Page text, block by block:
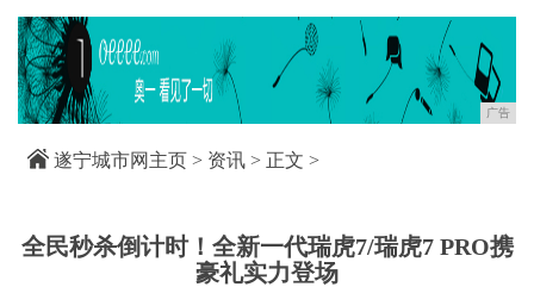
广告
遂宁城市网主页 > 资讯 > 正文 >
全民秒杀倒计时！全新一代瑞虎7/瑞虎7 PRO携
豪礼实力登场